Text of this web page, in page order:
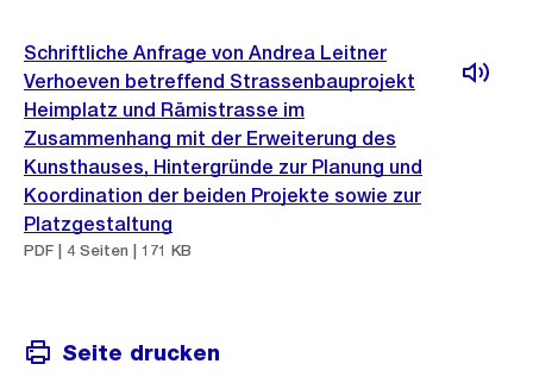
Schriftliche Anfrage von Andrea Leitner
Verhoeven betreffend Strassenbauprojekt
Heimplatz und Rämistrasse im
Zusammenhang mit der Erweiterung des
Kunsthauses, Hintergründe zur Planung und
Koordination der beiden Projekte sowie zur
Platzgestaltung
PDF | 4 Seiten | 171 KB
Seite drucken